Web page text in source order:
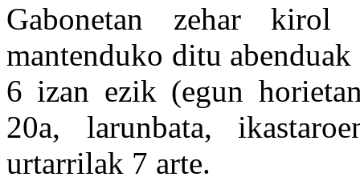
Gabonetan zehar kirol
mantenduko ditu
6 izan ezik (egun
20a, larunbata,
urtarrilak 7 arte.